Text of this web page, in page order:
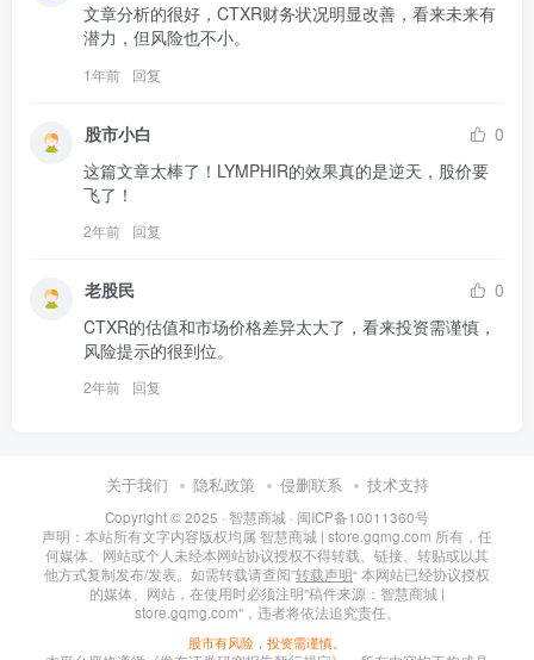
文章分析的很好，CTXR财务状况明显改善，看来未来有
潜力，但风险也不小。
1年前 回复
股市小白
0
这篇文章太棒了！LYMPHIR的效果真的是逆天，股价要
飞了！
2年前 回复
老股民
0
CTXR的估值和市场价格差异太大了，看来投资需谨慎，
风险提示的很到位。
2年前 回复
关于我们 隐私政策 侵删联系 技术支持
Copyright © 2025 · 智慧商城 · 闽ICP备10011360号
声明：本站所有文字内容版权均属 智慧商城 | store.gqmg.com 所有，任
何媒体、网站或个人未经本网站协议授权不得转载、链接、转贴或以其
他方式复制发布/发表。如需转载请查阅”转载声明“ 本网站已经协议授权
的媒体、网站，在使用时必须注明"稿件来源：智慧商城 |
store.gqmg.com"，违者将依法追究责任。
股市有风险，投资需谨慎。